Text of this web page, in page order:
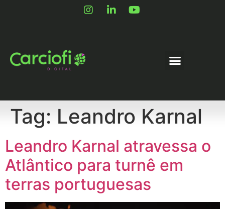
Tag: Leandro Karnal
Leandro Karnal atravessa o
Atlântico para turnê em
terras portuguesas